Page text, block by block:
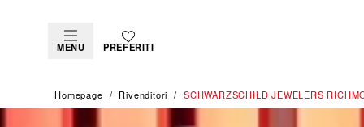
MENU PREFERITI
Homepage Rivenditori ‭SCHWARZSCHILD JEWELERS